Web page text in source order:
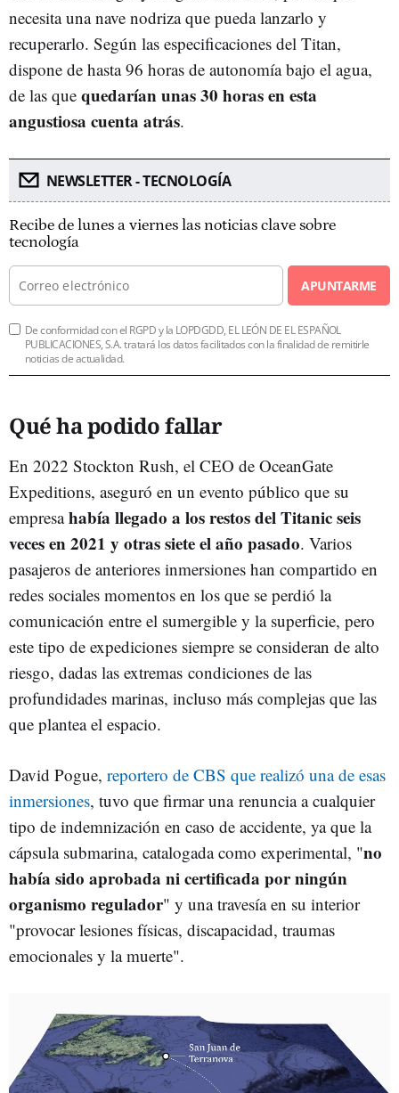
necesita una nave nodriza que pueda lanzarlo y
recuperarlo. Según las especificaciones del Titan,
dispone de hasta 96 horas de autonomía bajo el agua,
de las que quedarían unas 30 horas en esta
angustiosa cuenta atrás.
NEWSLETTER - TECNOLOGÍA
Recibe de lunes a viernes las noticias clave sobre
tecnología
APUNTARME
De conformidad con el RGPD y la LOPDGDD, EL LEÓN DE EL ESPAÑOL
PUBLICACIONES, S.A. tratará los datos facilitados con la finalidad de remitirle
noticias de actualidad.
Qué ha podido fallar
En 2022 Stockton Rush, el CEO de OceanGate
Expeditions, aseguró en un evento público que su
empresahabía llegado a los restos del Titanic seis
veces en 2021 y otras siete el año pasado. Varios
pasajeros de anteriores inmersiones han compartido en
redes sociales momentos en los que se perdió la
comunicación entre el sumergible y la superficie, pero
este tipo de expediciones siempre se consideran de alto
riesgo, dadas las extremas condiciones de las
profundidades marinas, incluso más complejas que las
que plantea el espacio.
David Pogue, reportero de CBS que realizó una de esas
inmersiones, tuvo que firmar una renuncia a cualquier
tipo de indemnización en caso de accidente, ya que la
cápsula submarina, catalogada como experimental, "no
había sido aprobada ni certificada por ningún
organismo regulador" y una travesía en su interior
"provocar lesiones físicas, discapacidad, traumas
emocionales y la muerte".